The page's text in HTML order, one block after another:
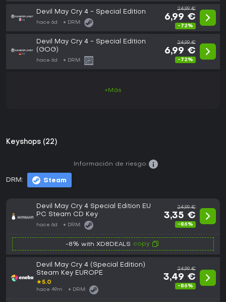
Devil May Cry 4 - Special Edition
hace 6d DRM:
24,99 €
6,99 €
-72%
Devil May Cry 4 - Special Edition
(GOG)
hace 6d DRM:
24,99 €
6,99 €
-72%
+Más
Keyshops (22)
DRM: Steam
Información de riesgo:
Devil May Cry 4 Special Edition EU
PC Steam CD Key
hace 6d DRM:
24,99 €
3,35 €
-86%
-8% with XD8DEALS copy
Devil May Cry 4 (Special Edition)
Steam Key EUROPE
★5.0
hace 49m DRM:
24,99 €
3,49 €
-86%